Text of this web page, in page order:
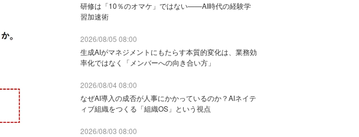
研修は「10％のオマケ」ではない——AI時代の経験学
習加速術
2026/08/05 08:00
生成AIがマネジメントにもたらす本質的変化は、業務効
率化ではなく「メンバーへの向き合い方」
2026/08/04 08:00
なぜAI導入の成否が人事にかかっているのか？AIネイテ
ィブ組織をつくる「組織OS」という視点
2026/08/03 08:00